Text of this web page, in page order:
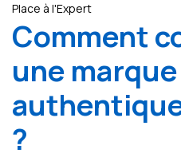
Place à l'Expert
Comment
une
?